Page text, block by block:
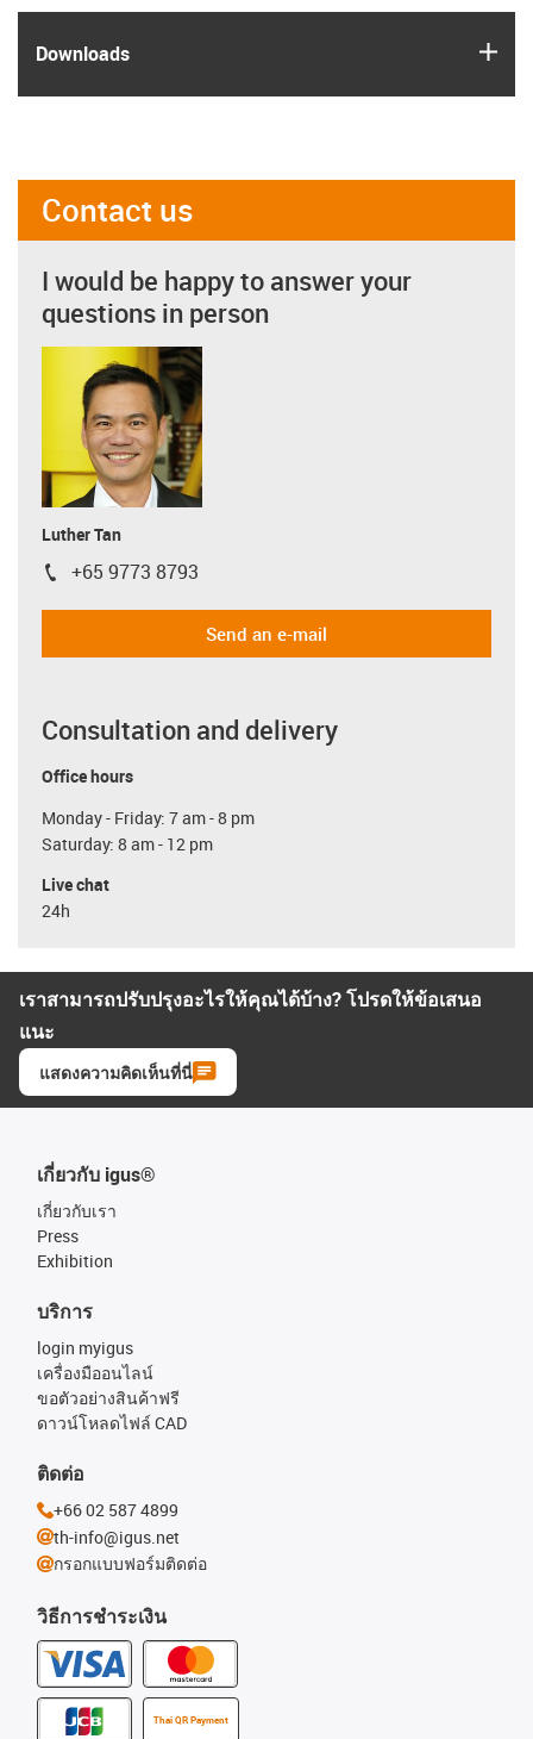
Downloads
Contact us
I would be happy to answer your
questions in person
Luther Tan
igus-icon-phone
+65 9773 8793
Send an e-mail
Consultation and delivery
Office hours
Monday - Friday: 7 am - 8 pm
Saturday: 8 am - 12 pm
Live chat
24h
เราสามารถปรับปรุงอะไรให้คุณได้บ้าง? โปรดให้ข้อเสนอ
แนะ
แสดงความคิดเห็นที่นี่
เกี่ยวกับ igus®
เกี่ยวกับเรา
Press
Exhibition
วิธีการชำระเงิน
Thai QR Payment
บริการ
login myigus
เครื่องมืออนไลน์
ขอตัวอย่างสินค้าฟรี
ดาวน์โหลดไฟล์ CAD
ติดต่อ
+66 02 587 4899
th-info@igus.net
กรอกแบบฟอร์มติดต่อ